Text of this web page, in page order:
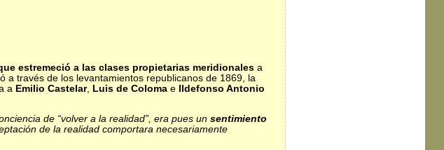
estremeció a las clases propietarias meridionalesa
a través de los levantamientos republicanos de 1869, la
a Emilio Castelar, Luis de Colomae
Ildefonso Antonio
de “volver a la realidad”, era pues un sentimiento
de la realidad comportara necesariamente